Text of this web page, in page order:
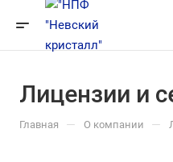
Лицензии и
Главная — О компании —